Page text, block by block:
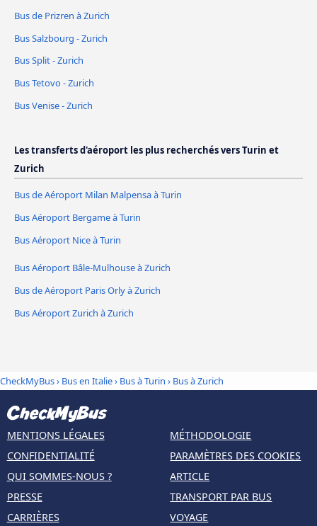
Bus de Prizren à Zurich
Bus Salzbourg - Zurich
Bus Split - Zurich
Bus Tetovo - Zurich
Bus Venise - Zurich
Les transferts d'aéroport les plus recherchés vers Turin et
Zurich
Bus de Aéroport Milan Malpensa à Turin
Bus Aéroport Bergame à Turin
Bus Aéroport Nice à Turin
Bus Aéroport Bâle-Mulhouse à Zurich
Bus de Aéroport Paris Orly à Zurich
Bus Aéroport Zurich à Zurich
CheckMyBus› Bus en Italie› Bus à Turin › Bus à Zurich
MENTIONS LÉGALES
CONFIDENTIALITÉ
QUI SOMMES-NOUS ?
PRESSE
CARRIÈRES
MÉTHODOLOGIE
PARAMÈTRES DES COOKIES
ARTICLE
TRANSPORT PAR BUS
VOYAGE